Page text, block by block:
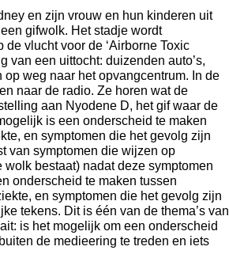
en zijn vrouw en hun kinderen uit
gifwolk. Het stadje wordt
vlucht voor de ‘Airborne Toxic
van een uittocht: duizenden auto’s,
weg naar het opvangcentrum. In de
naar de radio. Ze horen wat de
aan Nyodene D, het gif waar de
is een onderscheid te maken
en symptomen die het gevolg zijn
van symptomen die wijzen op
bestaat) nadat deze symptomen
onderscheid te maken tussen
en symptomen die het gevolg zijn
tekens. Dit is één van de thema’s van
is het mogelijk om een onderscheid
de medieering te treden en iets